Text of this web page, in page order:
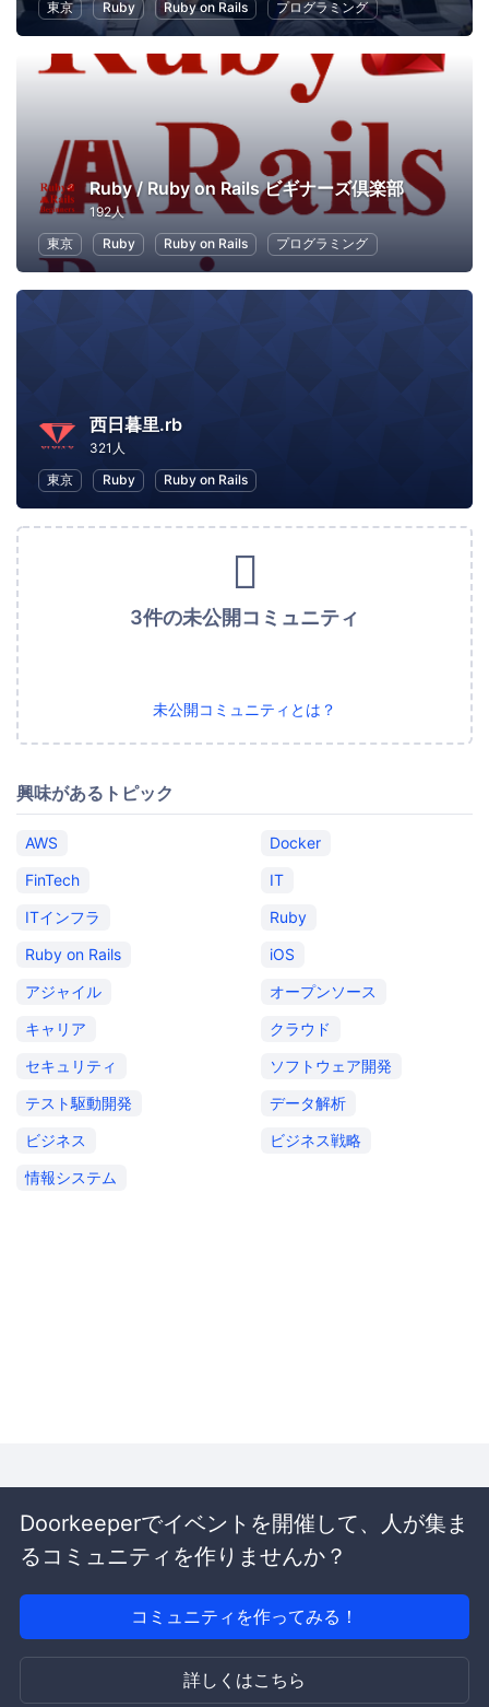
東京 Ruby Ruby on Rails プログラミング
Ruby / Ruby on Rails ビギナーズ倶楽部
192人
東京
Ruby Ruby on Rails プログラミング
西日暮里.rb
321人
東京
Ruby Ruby on Rails
3件の未公開コミュニティ
未公開コミュニティとは？
興味があるトピック
AWS
Docker
FinTech
IT
ITインフラ
Ruby
Ruby on Rails
iOS
アジャイル
オープンソース
キャリア
クラウド
セキュリティ
ソフトウェア開発
テスト駆動開発
データ解析
ビジネス
ビジネス戦略
情報システム
Doorkeeperでイベントを開催して、人が集ま
るコミュニティを作りませんか？
コミュニティを作ってみる！
詳しくはこちら